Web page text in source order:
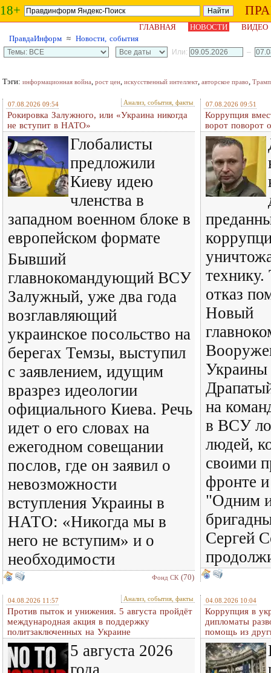
18+
ГЛАВНАЯ НОВОСТИ
ВИДЕО
ПравдаИнформ ≈ Новости, события
Или: –
Тэги: информационная война, рост цен, искусственный интеллект, авторское право, Трамп
07.08.2026 09:54 Анализ, события, факты
Рокировка Залужного, или «Украина никогда
не вступит в НАТО»
Глобалисты
предложили
Киеву идею
членства в
западном военном блоке в
европейском формате
Бывший
главнокомандующий ВСУ
Залужный, уже два года
возглавляющий
украинское посольство на
берегах Темзы, выступил
с заявлением, идущим
вразрез идеологии
официального Киева. Речь
идет о его словах на
ежегодном совещании
послов, где он заявил о
невозможности
вступления Украины в
НАТО: «Никогда мы в
него не вступим» и о
необходимости
Фонд СК (70)
07.08.2026 09:51
Коррупция
ворот поворот
отказ
Новый
на
в ВСУ
людей,
своими
фронте
"Одним
Сергей
04.08.2026 11:57 Анализ, события, факты
Против пыток и унижения. 5 августа пройдёт
международная акция в поддержку
политзаключенных на Украине
5 августа 2026
года
04.08.2026 10:04
Коррупция в
дипломаты
помощь из